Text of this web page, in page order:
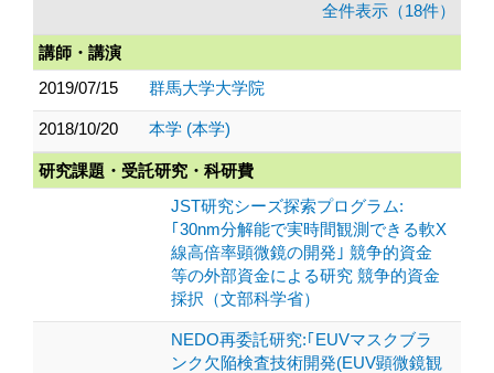
全件表示（18件）
講師・講演
2019/07/15
群馬大学大学院
2018/10/20 本学 (本学)
研究課題・受託研究・科研費
JST研究シーズ探索プログラム:
｢30nm分解能で実時間観測できる軟X
線高倍率顕微鏡の開発｣ 競争的資金
等の外部資金による研究 競争的資金
採択（文部科学省）
NEDO再委託研究:｢EUVマスクブラ
ンク欠陥検査技術開発(EUV顕微鏡観